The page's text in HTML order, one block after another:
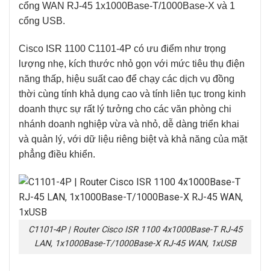
cổng WAN RJ-45 1x1000Base-T/1000Base-X và 1
cổng USB.
Cisco ISR 1100 C1101-4P có ưu điểm như trọng
lượng nhẹ, kích thước nhỏ gọn với mức tiêu thụ điện
năng thấp, hiệu suất cao để chạy các dịch vụ đồng
thời cùng tính khả dụng cao và tính liên tục trong kinh
doanh thực sự rất lý tưởng cho các văn phòng chi
nhánh doanh nghiệp vừa và nhỏ, dễ dàng triển khai
và quản lý, với dữ liệu riêng biệt và khả năng của mặt
phẳng điều khiển.
C1101-4P | Router Cisco ISR 1100 4x1000Base-T RJ-45
LAN, 1x1000Base-T/1000Base-X RJ-45 WAN, 1xUSB